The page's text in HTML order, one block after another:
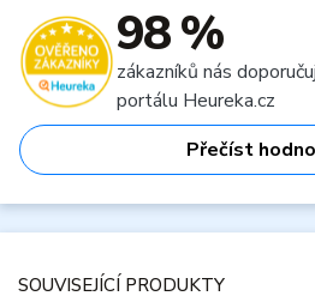
98 %
zákazníků nás
portálu Heureka.cz
Přečíst
SOUVISEJÍCÍ PRODUKTY